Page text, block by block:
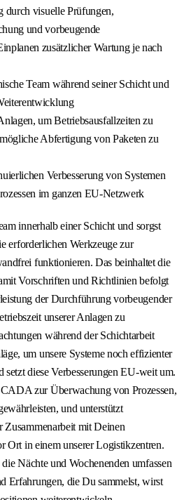
durch visuelle Prüfungen,
und vorbeugende
zusätzlicher Wartung je nach
Team während seiner Schicht und
um Betriebsausfallzeiten zu
Abfertigung von Paketen zu
Verbesserung von Systemen
im ganzen EU-Netzwerk
innerhalb einer Schicht und sorgst
erforderlichen Werkzeuge zur
funktionieren. Das beinhaltet die
Vorschriften und Richtlinien befolgt
der Durchführung vorbeugender
unserer Anlagen zu
während der Schichtarbeit
um unsere Systeme noch effizienter
diese Verbesserungen EU-weit um.
zur Überwachung von Prozessen,
und unterstützt
Zusammenarbeit mit Deinen
Ort in einem unserer Logistikzentren.
Nächte und Wochenenden umfassen
Erfahrungen, die Du sammelst, wirst